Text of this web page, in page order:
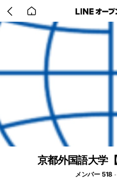
back
home
京都外国語大学
メンバー 518